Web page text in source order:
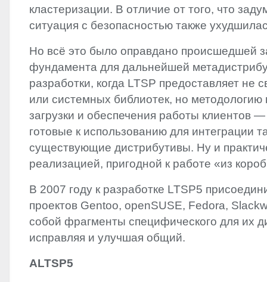
кластеризации.‭ ‬В отличие от того,‭ ‬что
‬ситуация с безопасностью также
Но всё это было оправдано происшедшей
фундамента для дальнейшей
разработки,‭ ‬когда LTSP предоставляет не
или системных библиотек,‭ ‬но методологию
загрузки и обеспечения работы клиентов‭
‬готовые к использованию для интеграции
существующие дистрибутивы.‭ ‬Ну и
реализацией,‭ ‬пригодной к работе‭ «‬из
В‭ ‬2007‭ ‬году к разработке LTSP5‭
проектов Gentoo,‭ ‬openSUSE,‭ ‬Fedora,‭
собой фрагменты специфического для их
‬исправляя и улучшая общий.
ALTSP5